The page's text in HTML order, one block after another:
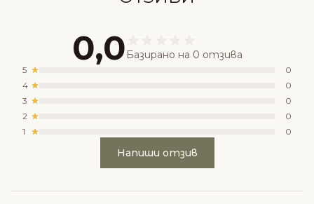
0,0 Базирано на 0 отзива
5
0
4
0
3
0
2
0
1
0
Напиши отзив